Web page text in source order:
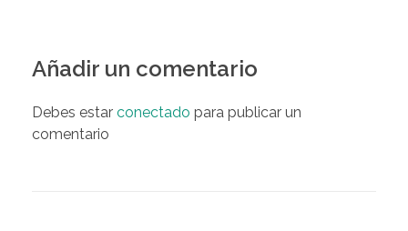
Añadir un comentario
Debes estar conectado para publicar un
comentario